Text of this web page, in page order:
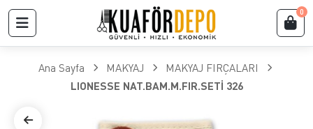
0
Ana Sayfa MAKYAJ
MAKYAJ FIRÇALARI
LIONESSE NAT.BAM.M.FIR.SETİ 326